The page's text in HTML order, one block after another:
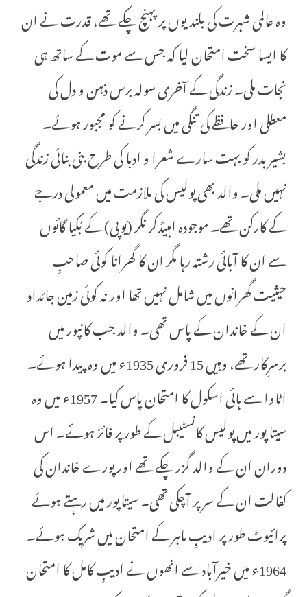
وہ عالمی شہرت کی بلندیوں پر پہنچ چکے تھے، قدرت نے ان
کا ایسا سخت امتحان لیا کہ جس سے موت کے ساتھ ہی
نجات ملی۔ زندگی کے آخری سولہ برس ذہن و دل کی
معطلی اور حافظے کی تنگی میں بسر کرنے کو مجبور ہوئے۔
بشیر بدر کو بہت سارے شعرا و ادبا کی طرح بنی بنائی زندگی
نہیں ملی۔ والد بھی پولیس کی ملازمت میں معمولی درجے
کے کارکن تھے۔ موجودہ امبیڈکر نگر (یوپی) کے بُکیا گائوں
سے ان کا آبائی رشتہ رہا مگر ان کا گھرانا کوئی صاحبِ
حیثیت گھرانوں میں شامل نہیں تھا اور نہ کوئی زمین جائداد
ان کے خاندان کے پاس تھی۔ والد جب کانپور میں
برسرِکار تھے، وہیں 15 فروری 1935ء میں وہ پیدا ہوئے۔
اٹاوا سے ہائی اسکول کا امتحان پاس کیا۔ 1957ء میں وہ
سیتا پور میں پولیس کانسٹیبل کے طور پر فائز ہوئے۔ اس
دوران ان کے والد گزر چکے تھے اور پورے خاندان کی
کفالت ان کے سر پر آچکی تھی۔ سیتاپور میں رہتے ہوئے
پرائیوٹ طور پر ادیبِ ماہر کے امتحان میں شریک ہوئے۔
1964ء میں خیرآباد سے انھوں نے ادیبِ کامل کا امتحان